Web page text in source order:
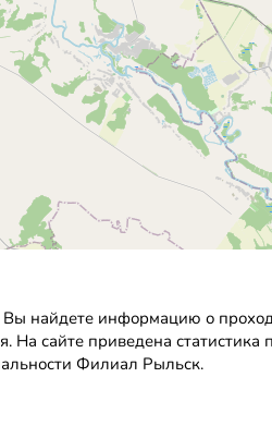
найдете информацию о
сайте приведена
Филиал Рыльск.